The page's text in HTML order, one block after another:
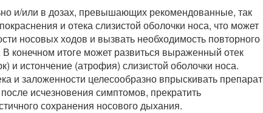
и/или в дозах, превышающих рекомендованные, так
и отека слизистой оболочки носа, что может
носовых ходов и вызвать необходимость повторного
конечном итоге может развиться выраженный отек
и истончение (атрофия) слизистой оболочки носа.
и заложенности целесообразно впрыскивать препарат
исчезновения симптомов, прекратить
сохранения носового дыхания.